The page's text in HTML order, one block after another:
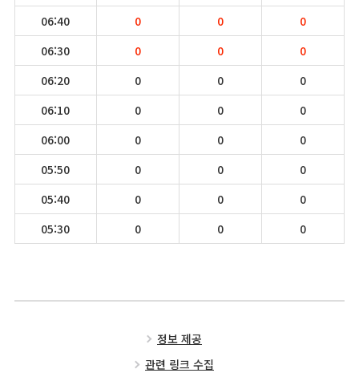
06:40
0 0
0
06:30
0 0
0
06:20
0 0
0
06:10
0 0
0
06:00
0 0
0
05:50
0 0
0
05:40
0 0
0
05:30
0 0 0
정보 제공
관련 링크 수집